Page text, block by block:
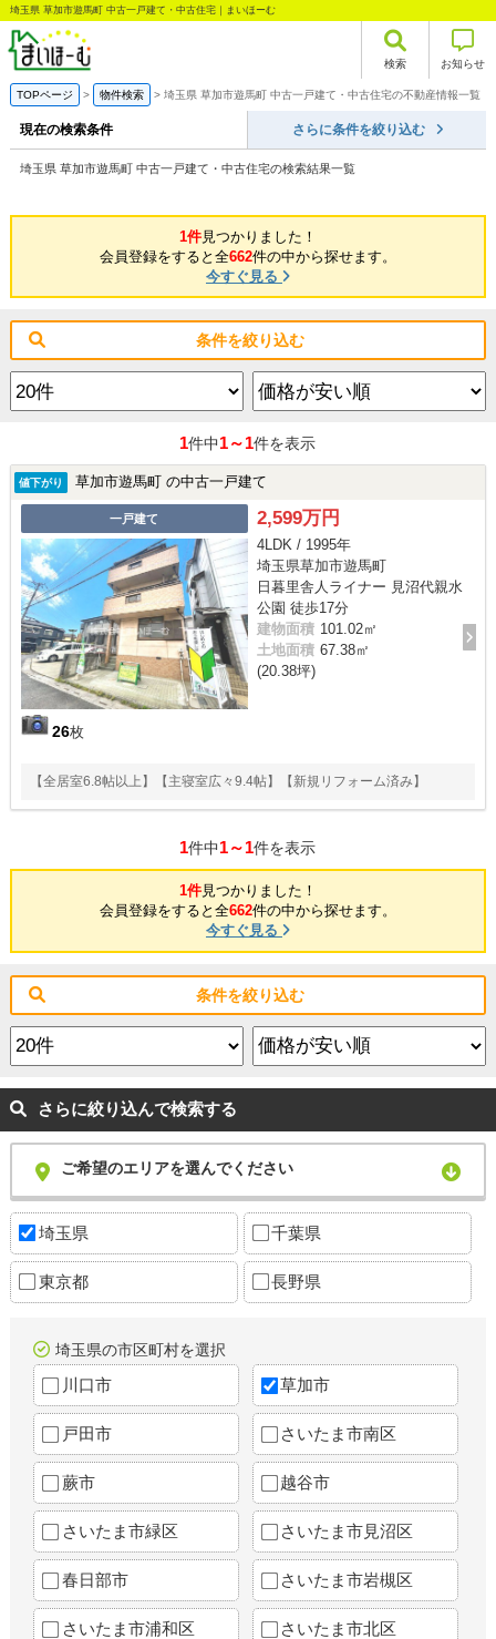
埼玉県 草加市遊馬町 中古一戸建て・中古住宅｜まいほーむ
検索 お知らせ
TOPページ 物件検索 埼玉県 草加市遊馬町 中古一戸建て・中古住宅の不動産情報一覧
現在の検索条件 さらに条件を絞り込む
埼玉県 草加市遊馬町 中古一戸建て・中古住宅の検索結果一覧
1件見つかりました！
会員登録をすると全662件の中から探せます。
今すぐ見る
条件を絞り込む
1件中1～1件を表示
値下がり 草加市遊馬町 の中古一戸建て
一戸建て
26枚
2,599万円
4LDK / 1995年
埼玉県草加市遊馬町
日暮里舎人ライナー 見沼代親水
公園 徒歩17分
建物面積 101.02㎡
土地面積 67.38㎡
(20.38坪)
【全居室6.8帖以上】【主寝室広々9.4帖】【新規リフォーム済み】
1件中1～1件を表示
1件見つかりました！
会員登録をすると全662件の中から探せます。
今すぐ見る
条件を絞り込む
さらに絞り込んで検索する
ご希望のエリアを選んでください
埼玉県 千葉県
東京都 長野県
埼玉県の市区町村を選択
川口市 草加市
戸田市 さいたま市南区
蕨市 越谷市
さいたま市緑区 さいたま市見沼区
春日部市 さいたま市岩槻区
さいたま市浦和区 さいたま市北区